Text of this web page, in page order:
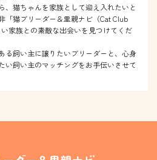
、猫ちゃんを家族として迎え入れたいと
「猫ブリーダー＆里親ナビ（Cat Club
家族との素敵な出会いを見つけてくだ
る飼い主に譲りたいブリーダーと、心身
い飼い主のマッチングをお手伝いさせて